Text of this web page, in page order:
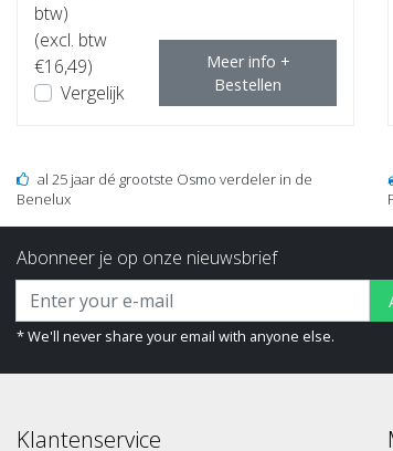
btw)
(excl. btw
€16,49)
Vergelijk
Meer info +
Bestellen
al 25 jaar dé grootste Osmo verdeler in de
Benelux
Abonneer je op onze nieuwsbrief
* We'll never share your email with anyone else.
Klantenservice